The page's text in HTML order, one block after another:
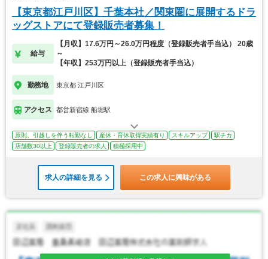
【東京都江戸川区】千葉本社／関東圏に展開するドラ
ッグストアにて登録販売者募集！
給与
【月収】17.6万円～26.0万円程度（登録販売者手当込） 20歳
～
【年収】253万円以上（登録販売者手当込）
勤務地 東京都 江戸川区
アクセス 都営新宿線 船堀駅
原則、引越しを伴う転勤なし 産休・育休取得実績有り スキルアップ
駅チカ
店舗数30以上
登録販売者の求人 積極採用中
求人の詳細を見る この求人に興味がある